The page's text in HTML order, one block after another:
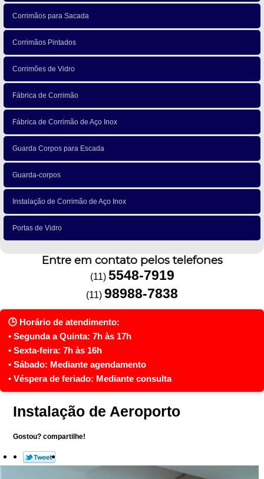
Corrimãos para Sacada
Corrimãos Pintados
Corrimões de Vidro
Fábrica de Corrimão
Fábrica de Corrimão de Aço Inox
Guarda Corpos para Escada
Guarda-corpos
Instalação de Corrimão de Aço Inox
Portas de Vidro
Entre em contato pelos telefones
(11) 5548-7919
(11) 98988-7838
Instalação de Aeroporto
Gostou? compartilhe!